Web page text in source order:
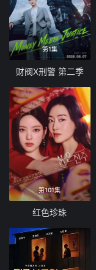
第1集
财阀X刑警 第二季
第101集
红色珍珠